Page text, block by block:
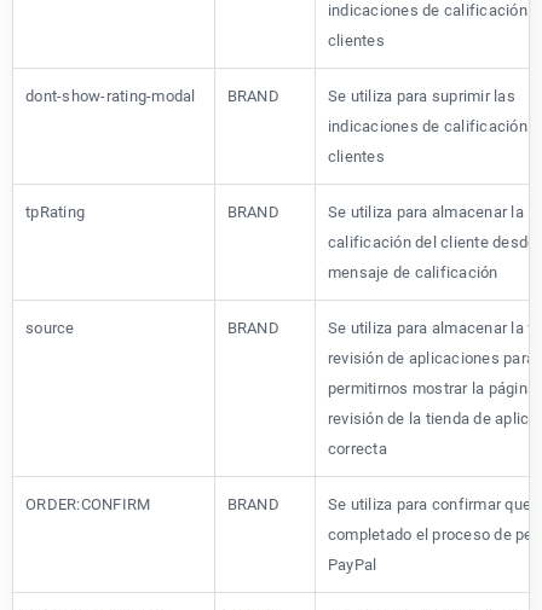
indicaciones de calificación
clientes
dont-show-rating-modal BRAND
Se utiliza para suprimir las
indicaciones de calificación
clientes
tpRating BRAND
Se utiliza para almacenar la
calificación del cliente desde
mensaje de calificación
source BRAND
Se utiliza para almacenar la
revisión de aplicaciones para
permitirnos mostrar la página
revisión de la tienda de
correcta
ORDER:CONFIRM BRAND
Se utiliza para confirmar que
completado el proceso de
PayPal